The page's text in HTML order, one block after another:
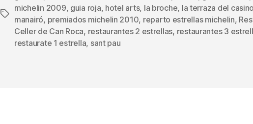
Etiquetas
michelin 2009, guia roja, hotel arts, la broche, la terraza del casino
manairó, premiados michelin 2010, reparto estrellas michelin,
Celler de Can Roca, restaurantes 2 estrellas, restaurantes 3
restaurate 1 estrella, sant pau